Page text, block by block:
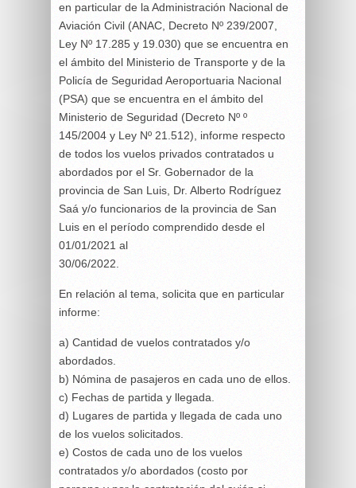
en particular de la Administración Nacional de
Aviación Civil (ANAC, Decreto Nº 239/2007,
Ley Nº 17.285 y 19.030) que se encuentra en
el ámbito del Ministerio de Transporte y de la
Policía de Seguridad Aeroportuaria Nacional
(PSA) que se encuentra en el ámbito del
Ministerio de Seguridad (Decreto Nº º
145/2004 y Ley Nº 21.512), informe respecto
de todos los vuelos privados contratados u
abordados por el Sr. Gobernador de la
provincia de San Luis, Dr. Alberto Rodríguez
Saá y/o funcionarios de la provincia de San
Luis en el período comprendido desde el
01/01/2021 al
30/06/2022.
En relación al tema, solicita que en particular
informe:
a) Cantidad de vuelos contratados y/o
abordados.
b) Nómina de pasajeros en cada uno de ellos.
c) Fechas de partida y llegada.
d) Lugares de partida y llegada de cada uno
de los vuelos solicitados.
e) Costos de cada uno de los vuelos
contratados y/o abordados (costo por